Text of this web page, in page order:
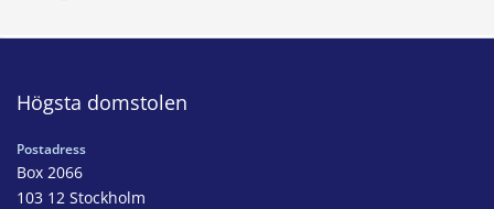
Högsta domstolen
Postadress
Box 2066
103 12 Stockholm